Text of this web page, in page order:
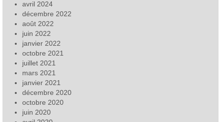
avril 2024
décembre 2022
août 2022
juin 2022
janvier 2022
octobre 2021
juillet 2021
mars 2021
janvier 2021
décembre 2020
octobre 2020
juin 2020